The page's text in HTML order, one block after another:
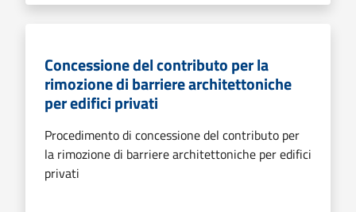
Concessione del contributo per la
rimozione di barriere architettoniche
per edifici privati
Procedimento di concessione del contributo per
la rimozione di barriere architettoniche per edifici
privati